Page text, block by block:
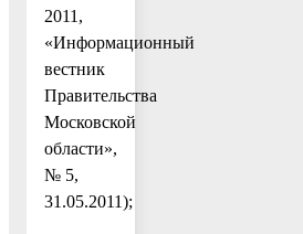
2011,
«Информационный
вестник
Правительства
Московской
области»,
№ 5,
31.05.2011);